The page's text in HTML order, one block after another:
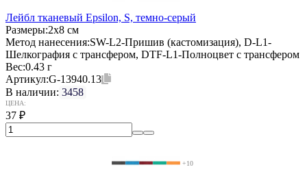
Лейбл тканевый Epsilon, S, темно-серый
Размеры:2х8 см
Метод нанесения:SW-L2-Пришив (кастомизация), D-L1-
Шелкография с трансфером, DTF-L1-Полноцвет с трансфером
Вес:0.43 г
Артикул:G-13940.13
В наличии: 3458
ЦЕНА:
37 ₽
+10